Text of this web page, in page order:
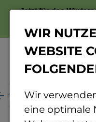
Jetzt für das
WIR
WEBSITE
Wir
eine optimale